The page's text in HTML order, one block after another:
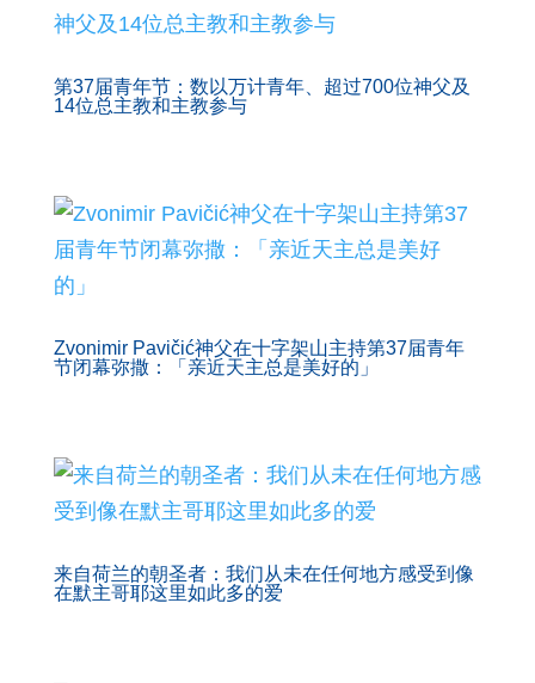
第37届青年节：数以万计青年、超过700位神父及
14位总主教和主教参与
Zvonimir Pavičić神父在十字架山主持第37届青年
节闭幕弥撒：「亲近天主总是美好的」
来自荷兰的朝圣者：我们从未在任何地方感受到像
在默主哥耶这里如此多的爱